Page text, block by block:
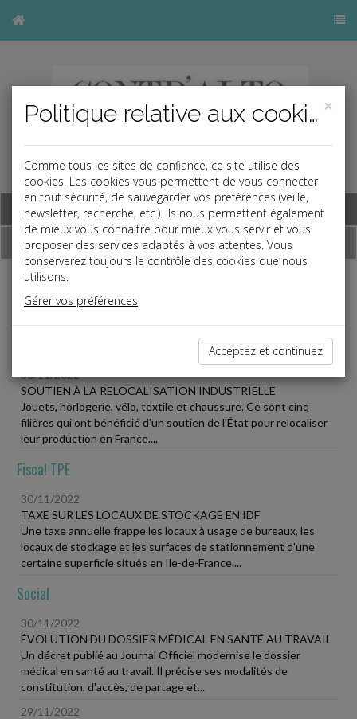
Base documentaire
Dépêches
Liste des dernières dépêches
30/11/2022
SOUTIEN À LA RELOCALISATION INDUSTRIELLE
Jouets, horlogerie, vélo, textile et chaussure. Ce sont cinq
filières qui ont bénéficié d'un soutien de l'État pour relocaliser
leur production en France....
Fiscal TPE
30/11/2022
TAXE SUR LES LOCAUX DE STOCKAGE EN IDF
Une taxe annuelle frappe les locaux à usage de bureaux, les
locaux de stockage et les surfaces de stationnement d'une
certaine superficie situés en Ile-de-France....
Social
30/11/2022
ÉVOLUTION DU DOSSIER MÉDICAL EN SANTÉ AU TRAVAIL
Un décret publié au Journal Officiel modernise le dossier
médical en santé au travail. Il précise ses modalités de
constitution, d'accès, de partage et...
29/11/2022
×
Politique relative aux cookies
Comme tous les sites de confiance, ce site utilise des
cookies. Les cookies vous permettent de vous connecter
en tout sécurité, de sauvegarder vos préférences (veille,
newsletter, recherche, etc.). Ils nous permettent également
de mieux vous connaitre pour mieux vous servir et vous
proposer des services adaptés à vos attentes. Vous
conserverez toujours le contrôle des cookies que nous
utilisons.
Gérer vos préférences
Acceptez et continuez